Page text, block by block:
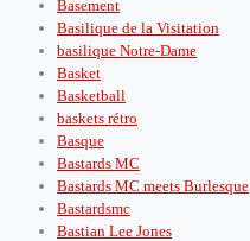
Basement
Basilique de la Visitation
basilique Notre-Dame
Basket
Basketball
baskets rétro
Basque
Bastards MC
Bastards MC meets Burlesque
Bastardsmc
Bastian Lee Jones